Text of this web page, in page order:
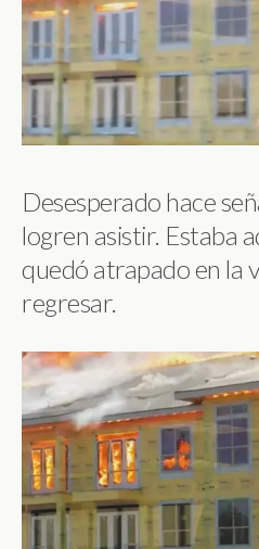
Desesperado hace
logren asistir. Estaba
quedó atrapado en la
regresar.